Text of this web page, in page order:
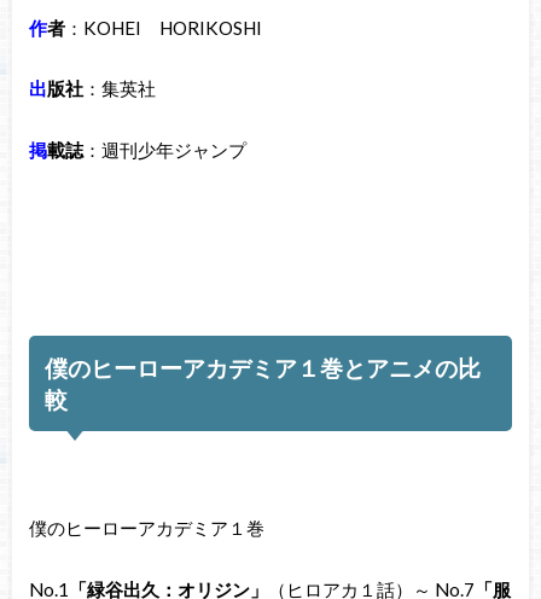
作者：KOHEI HORIKOSHI
出版社：集英社
掲載誌：週刊少年ジャンプ
僕のヒーローアカデミア１巻とアニメの比
較
僕のヒーローアカデミア１巻
No.1 「緑谷出久：オリジン」 （ヒロアカ１話）～ No.7 「服